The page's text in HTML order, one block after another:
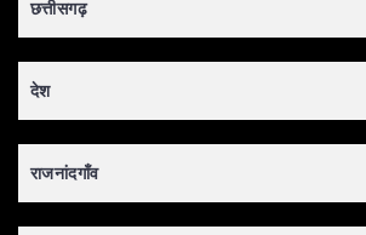
छत्तीसगढ़
देश
राजनांदगाँव